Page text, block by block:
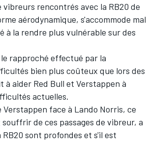
rencontrés avec la RB20 de
aérodynamique, s'accommode mal
à la rendre plus vulnérable sur des
rapproché effectué par la
bien plus coûteux que lors des
à aider Red Bull et Verstappen à
actuelles.
Verstappen face à Lando Norris, ce
de ces passages de vibreur, a
sont profondes et s'il est